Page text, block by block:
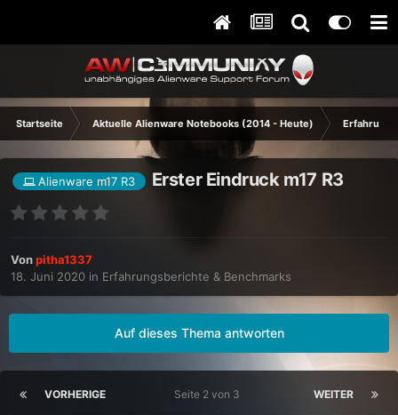
Startseite Aktuelle Alienware Notebooks (2014 - Heute)
Alienware m17 R3 Erster Eindruck m17 R3
Vonpitha1337
18. Juni 2020 in Erfahrungsberichte & Benchmarks
Auf dieses Thema antworten
VORHERIGE WEITER
Seite 2 von 3